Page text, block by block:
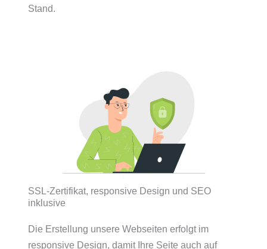
Stand.
SSL-Zertifikat, responsive Design und SEO
inklusive
Die Erstellung unsere Webseiten erfolgt im
responsive Design, damit Ihre Seite auch auf